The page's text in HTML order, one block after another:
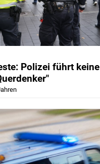
Polizei führt keine